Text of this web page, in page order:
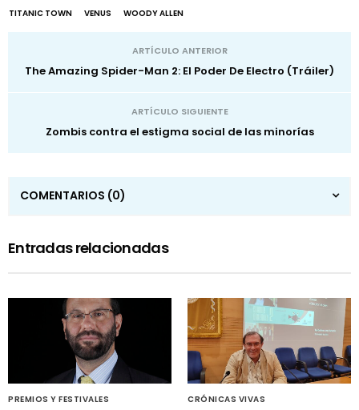
TITANIC TOWN VENUS WOODY ALLEN
ARTÍCULO ANTERIOR
The Amazing Spider-Man 2: El Poder De Electro (Tráiler)
ARTÍCULO SIGUIENTE
Zombis contra el estigma social de las minorías
COMENTARIOS (0)
Entradas relacionadas
PREMIOS Y FESTIVALES CRÓNICAS VIVAS